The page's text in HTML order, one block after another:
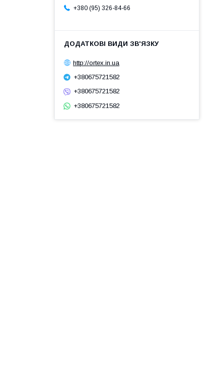
+380 (95) 326-84-66
http://ortex.in.ua
+380675721582
+380675721582
+380675721582